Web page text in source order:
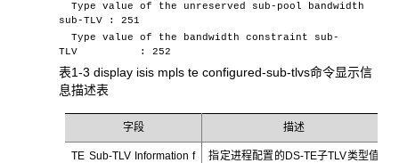
Type value of the unreserved sub-pool bandwidth
sub-TLV : 251
Type value of the bandwidth constraint sub-
TLV : 252
表1-3 display isis mpls te configured-sub-tlvs命令显示信
息描述表
字段 描述
TE Sub-TLV Information f
指定进程配置的DS-TE子TLV类型值